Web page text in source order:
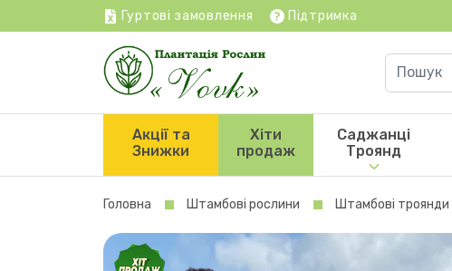
Гуртові замовлення Підтримка
Акції та
Знижки
Хіти
продаж
Саджанці
Троянд
Головна Штамбові рослини Штамбові троянди